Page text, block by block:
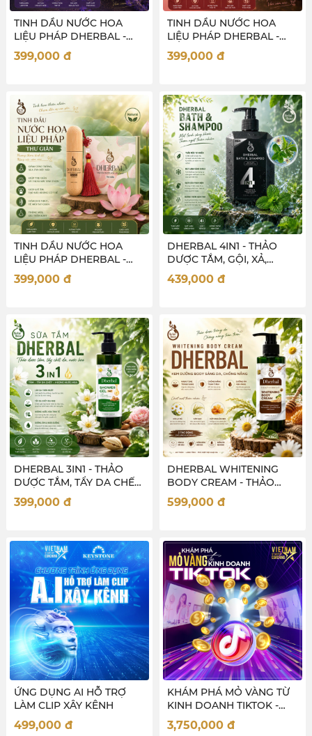
TINH DẦU NƯỚC HOA
LIỆU PHÁP DHERBAL -
XOA DỊU
399,000 đ
TINH DẦU NƯỚC HOA
LIỆU PHÁP DHERBAL -
THƯ THÁI
399,000 đ
TINH DẦU NƯỚC HOA
LIỆU PHÁP DHERBAL -
THƯ GIÃN
399,000 đ
DHERBAL 4IN1 - THẢO
DƯỢC TẮM, GỘI, XẢ,
NƯỚC HOA CHO NAM
439,000 đ
DHERBAL 3IN1 - THẢO
DƯỢC TẮM, TẨY DA CHẾT,
NƯỚC HOA CHO NỮ
399,000 đ
DHERBAL WHITENING
BODY CREAM - THẢO
DƯỢC SÁNG DA CHỐNG
NẮNG TOÀN THÂN
599,000 đ
ỨNG DỤNG AI HỖ TRỢ
LÀM CLIP XÂY KÊNH
499,000 đ
KHÁM PHÁ MỎ VÀNG TỪ
KINH DOANH TIKTOK -
new
3,750,000 đ